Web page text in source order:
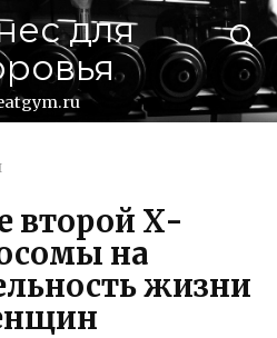
для
второй Х-
на
жизни